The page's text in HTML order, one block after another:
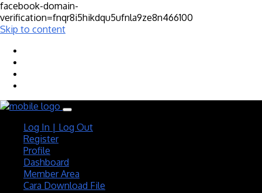
facebook-domain-
verification=fnqr8i5hikdqu5ufnla9ze8n466100
Skip to content
Log In | Log Out
Register
Profile
Dashboard
Member Area
Cara Download File